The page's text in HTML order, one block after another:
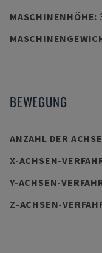
MASCHINENHÖHE:
BEWEGUNG
ANZAHL DER
X-ACHSEN-
Y-ACHSEN-
Z-ACHSEN-